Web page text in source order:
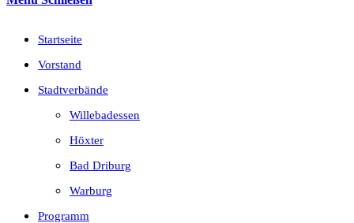
Startseite
Vorstand
Stadtverbände
Willebadessen
Höxter
Bad Driburg
Warburg
Programm